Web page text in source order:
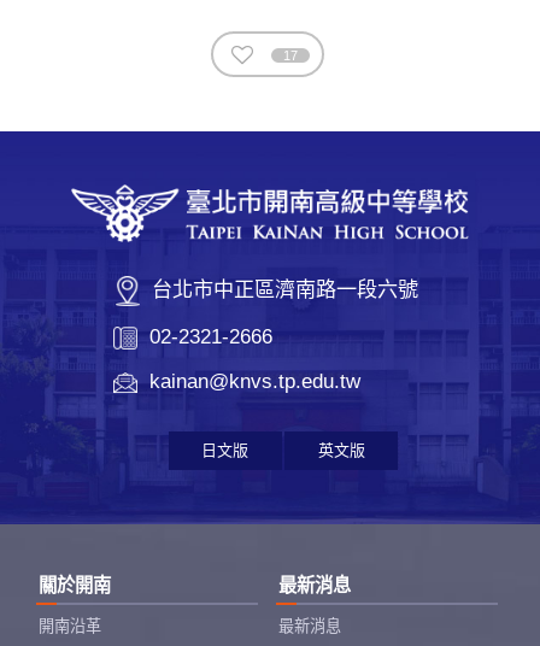
17
台北市中正區濟南路一段六號
02-2321-2666
kainan@knvs.tp.edu.tw
日文版 英文版
關於開南
開南沿革
最新消息
最新消息